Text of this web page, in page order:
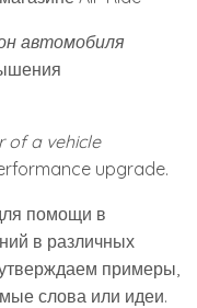
автомобиля
of a vehicle
upgrade.
помощи в
в различных
примеры,
слова или идеи.